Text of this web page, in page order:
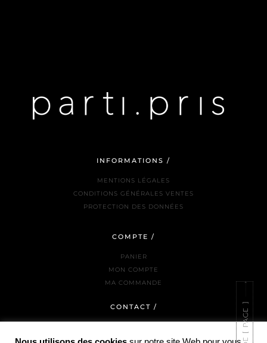
INFORMATIONS /
MENTIONS LÉGALES
CONDITIONS GÉNÉRALES VENTES
PROTECTION DES DONNÉES
COMPTE /
PANIER
MON COMPTE
MA COMMANDE
CONTACT /
LA BOUTIQUE